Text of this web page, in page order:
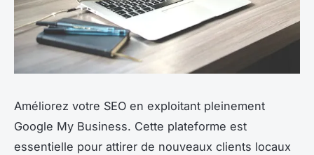
Améliorez votre SEO en exploitant pleinement
Google My Business. Cette plateforme est
essentielle pour attirer de nouveaux clients locaux